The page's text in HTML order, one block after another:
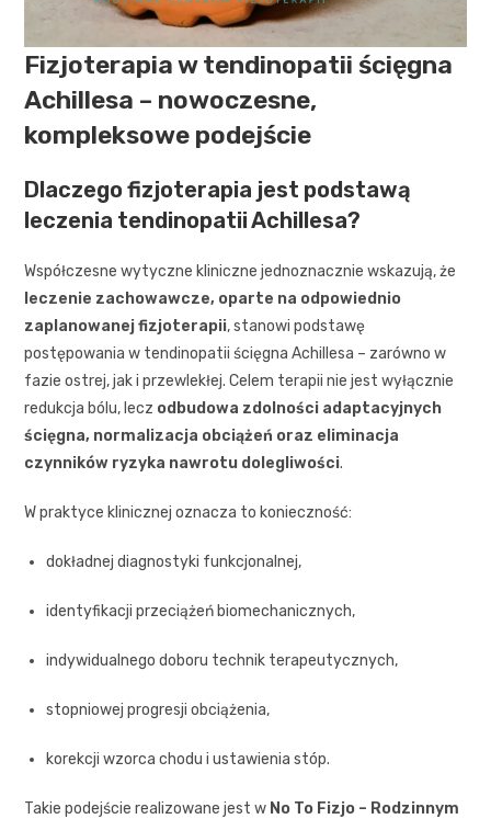
Fizjoterapia w tendinopatii ścięgna
Achillesa – nowoczesne,
kompleksowe podejście
Dlaczego fizjoterapia jest podstawą
leczenia tendinopatii Achillesa?
Współczesne wytyczne kliniczne jednoznacznie wskazują, że
leczenie zachowawcze, oparte na odpowiednio
zaplanowanej fizjoterapii, stanowi podstawę
postępowania w tendinopatii ścięgna Achillesa – zarówno w
fazie ostrej, jak i przewlekłej. Celem terapii nie jest wyłącznie
redukcja bólu, lecz odbudowa zdolności adaptacyjnych
ścięgna, normalizacja obciążeń oraz eliminacja
czynników ryzyka nawrotu dolegliwości.
W praktyce klinicznej oznacza to konieczność:
dokładnej diagnostyki funkcjonalnej,
identyfikacji przeciążeń biomechanicznych,
indywidualnego doboru technik terapeutycznych,
stopniowej progresji obciążenia,
korekcji wzorca chodu i ustawienia stóp.
Takie podejście realizowane jest w No To Fizjo – Rodzinnym